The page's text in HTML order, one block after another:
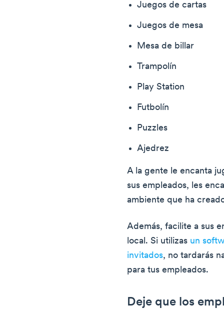
Juegos de cartas
Juegos de mesa
Mesa de billar
Trampolín
Play Station
Futbolín
Puzzles
Ajedrez
A la gente le encanta
sus empleados, les
ambiente que ha
Además, facilite a sus
local. Si utilizas un
invitados, no tardarás
para tus empleados.
Deje que los